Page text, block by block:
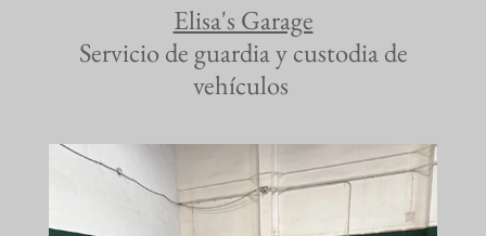
Elisa's Garage
Servicio de guardia y custodia de
vehículos